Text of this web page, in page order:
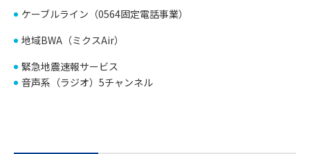
ケーブルライン（0564固定電話事業）
地域BWA（ミクスAir）
緊急地震速報サービス
音声系（ラジオ）5チャンネル